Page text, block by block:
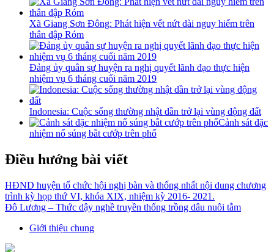
Xã Giang Sơn Đông: Phát hiện vết nứt dài nguy hiểm trên
thân đập Róm
Đảng ủy quân sự huyện ra nghị quyết lãnh đạo thực hiện
nhiệm vụ 6 tháng cuối năm 2019
Indonesia: Cuộc sống thường nhật dần trở lại vùng động đất
Cảnh sát đặc
nhiệm nổ súng bắt cướp trên phố
Điều hướng bài viết
HĐND huyện tổ chức hội nghị bàn và thống nhất nội dung chương
trình kỳ họp thứ VI, khóa XIX, nhiệm kỳ 2016- 2021.
Đô Lương – Thức dậy nghề truyền thống trồng dâu nuôi tằm
Giới thiệu chung